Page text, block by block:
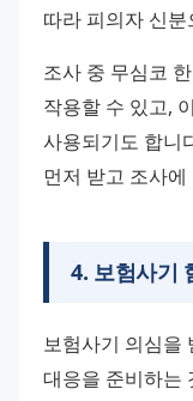
따라 피의자 신
조사 중 무심코
작용할 수 있고,
사용되기도 합니
먼저 받고 조사
4. 보험사기
보험사기 의심을
대응을 준비하는